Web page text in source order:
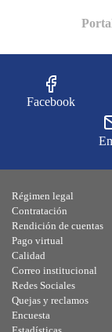
Facebook
Régimen legal
Contratación
Rendición de cuentas
Pago virtual
Calidad
Correo institucional
Redes Sociales
Quejas y reclamos
Encuesta